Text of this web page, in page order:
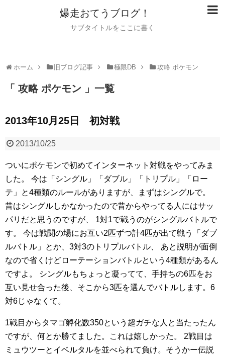
爆走おてうブログ！
サブタイトルをここに書く
ホーム 旧ブログ記事 極限DB 攻略 ポケモン
「 攻略 ポケモン 」一覧
2013年10月25日 初対戦
2013/10/25
ついにポケモンで初めてインターネット対戦をやってみま
した。
今は「シングル」「ダブル」「トリプル」「ロー
テ」と4種類のルールがありますが、まずはシングルで。
昔はシングルしかなかったので昔からやってる人にはサッ
パリだと思うのですが、
1対1で戦うのがシングルバトルで
す。
今は戦闘の場にお互い2匹ずつ計4匹が出て戦う「ダブ
ルバトル」とか、3対3のトリプルバトル、
あと説明が面倒
なので省くけどローテーションバトルという4種類があるん
ですよ。
シングルもちょっと凝ってて、手持ちの6匹をお
互い見せ合った後、そこから3匹を選んでバトルします。6
対6じゃなくて。
1戦目からタマゴ孵化数350という超ガチな人と当たったん
ですが、何とか勝てました。これは嬉しかった。
2戦目は
ミュウツーとイベルタルを並べられて負け。そうかー伝説